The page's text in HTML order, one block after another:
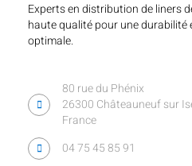
Experts en distribution de liners
haute qualité pour une durabilité
optimale.
80 rue du Phénix
26300 Châteauneuf sur
France
04 75 45 85 91